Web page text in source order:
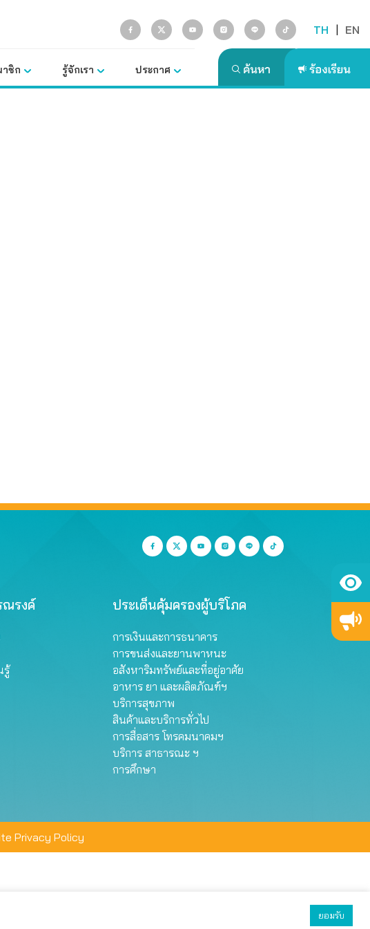
TH | EN
าชิก รู้จักเรา ประกาศ
ณรงค์
รู้
ประเด็นคุ้มครองผู้บริโภค
การเงินและการธนาคาร
การขนส่งและยานพาหนะ
อสังหาริมทรัพย์และที่อยู่อาศัย
อาหาร ยา และผลิตภัณฑ์ฯ
บริการสุขภาพ
สินค้าและบริการทั่วไป
การสื่อสาร โทรคมนาคมฯ
บริการ สาธารณะ ฯ
การศึกษา
Privacy Policy
ยอมรับ